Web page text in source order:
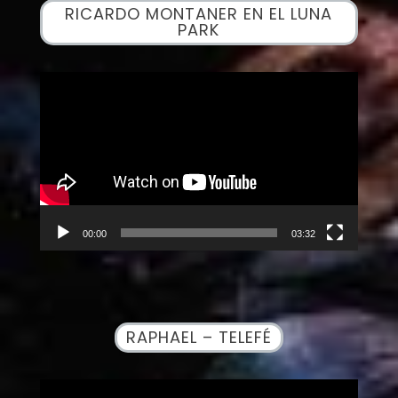
RICARDO MONTANER EN EL LUNA
PARK
00:00 03:32
RAPHAEL – TELEFÉ